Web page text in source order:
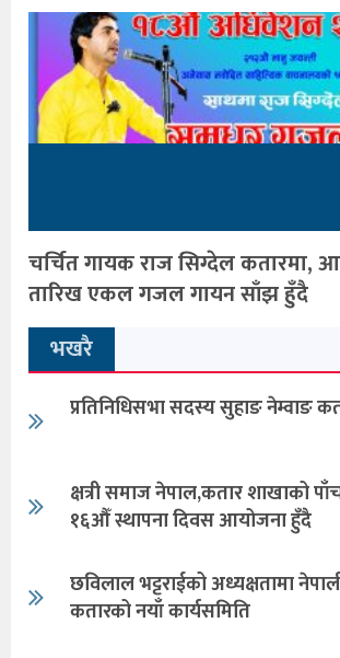
चर्चित गायक राज सिग्देल कतारमा,
तारिख एकल गजल गायन साँझ हुँदै
भखरै
प्रतिनिधिसभा सदस्य सुहाङ नेम्वाङ
क्षत्री समाज नेपाल,कतार शाखाको
१६औँ स्थापना दिवस आयोजना हुँदै
छविलाल भट्टराईको अध्यक्षतामा
कतारको नयाँ कार्यसमिति